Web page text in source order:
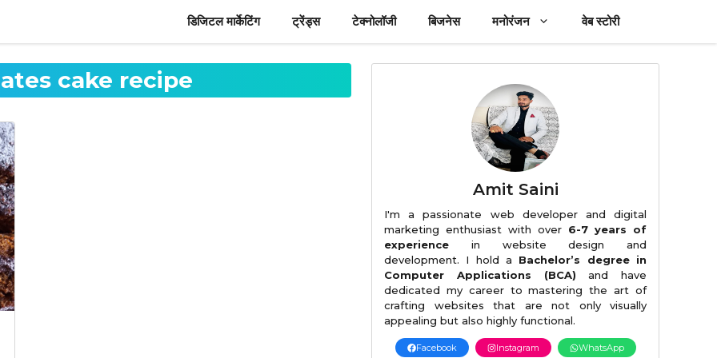
डिजिटल मार्केटिंग ट्रेंड्स टेक्नोलॉजी बिजनेस मनोरंजन वेब स्टोरी
cake recipe
Amit Saini
I'm a passionate web developer and digital
marketing enthusiast with over 6-7 years of
experience in website design and
development. I hold a Bachelor’s degree in
Computer Applications (BCA) and have
dedicated my career to mastering the art of
crafting websites that are not only visually
appealing but also highly functional.
Facebook Instagram WhatsApp